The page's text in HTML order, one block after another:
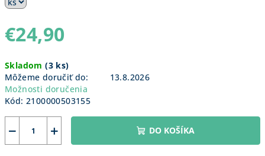
€24,90
cena:
Skladom(3 ks)
Môžeme doručiť do:
13.8.2026
Možnosti doručenia
Kód: 2100000503155
+
− DO KOŠÍKA